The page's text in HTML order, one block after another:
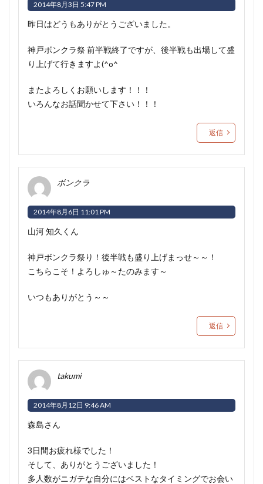
2014年8月3日 5:47 PM
昨日はどうもありがとうございました。
神戸ボンクラ祭 前半戦終了ですが、後半戦も出場して盛
り上げて行きますよ(^o^ゞ
またよろしくお願いします！！！
いろんなお話聞かせて下さい！！！
返信
ボンクラ
2014年8月6日 11:01 PM
山河 知久くん
神戸ボンクラ祭り！後半戦も盛り上げまっせ～～！
こちらこそ！よろしゅ～たのみます～
いつもありがとう～～
返信
takumi
2014年8月12日 9:46 AM
森島さん
3日間お疲れ様でした！
そして、ありがとうございました！
多人数がニガテな自分にはベストなタイミングでお会い